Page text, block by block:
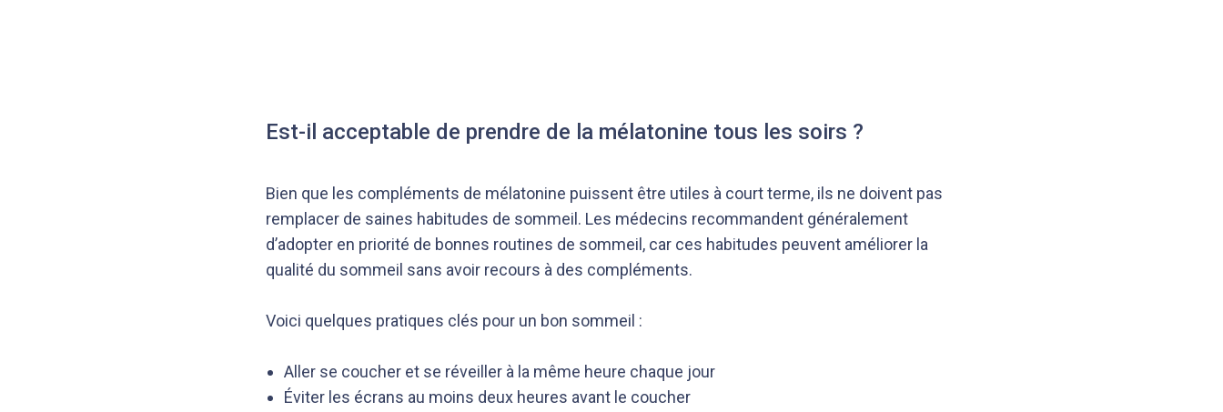
Est-il acceptable de prendre de la mélatonine tous les soirs ?
Bien que les compléments de mélatonine puissent être utiles à court terme, ils ne doivent pas
remplacer de saines habitudes de sommeil. Les médecins recommandent généralement
d’adopter en priorité de bonnes routines de sommeil, car ces habitudes peuvent améliorer la
qualité du sommeil sans avoir recours à des compléments.
Voici quelques pratiques clés pour un bon sommeil :
Aller se coucher et se réveiller à la même heure chaque jour
Éviter les écrans au moins deux heures avant le coucher